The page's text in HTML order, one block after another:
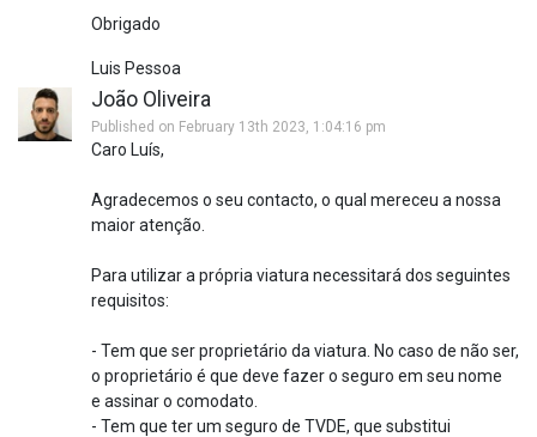
Obrigado
Luis Pessoa
João Oliveira
Published on February 13th 2023, 1:04:16 pm
Caro Luís,
Agradecemos o seu contacto, o qual mereceu a nossa
maior atenção.
Para utilizar a própria viatura necessitará dos seguintes
requisitos:
- Tem que ser proprietário da viatura. No caso de não ser,
o proprietário é que deve fazer o seguro em seu nome
e assinar o comodato.
- Tem que ter um seguro de TVDE, que substitui